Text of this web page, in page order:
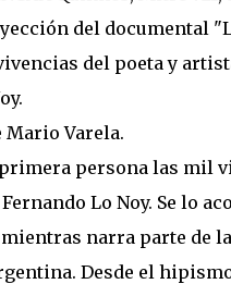
del documental
del poeta y
Mario Varela.
primera persona las mil
Lo Noy. Se lo
mientras narra parte de
Desde el